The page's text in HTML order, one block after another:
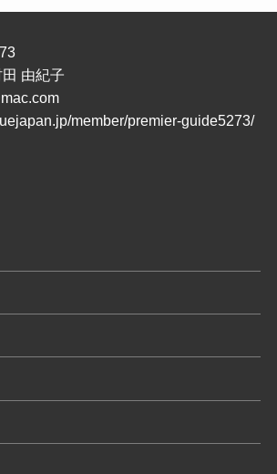
由紀子
member/premier-guide5273/